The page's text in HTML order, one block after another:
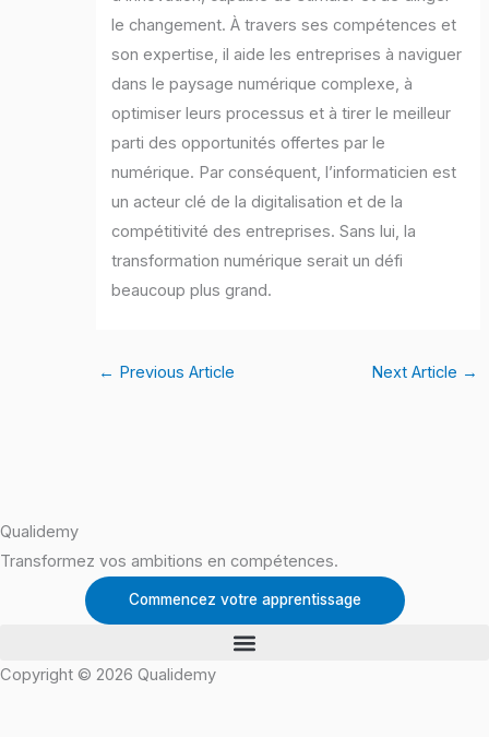
le changement. À travers ses compétences et
son expertise, il aide les entreprises à naviguer
dans le paysage numérique complexe, à
optimiser leurs processus et à tirer le meilleur
parti des opportunités offertes par le
numérique. Par conséquent, l’informaticien est
un acteur clé de la digitalisation et de la
compétitivité des entreprises. Sans lui, la
transformation numérique serait un défi
beaucoup plus grand.
← Previous Article Next Article →
Qualidemy
Transformez vos ambitions en compétences.
Commencez votre apprentissage
Copyright © 2026 Qualidemy